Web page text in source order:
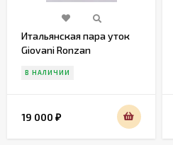
Итальянская пара уток
Giovani Ronzan
В НАЛИЧИИ
19 000 ₽